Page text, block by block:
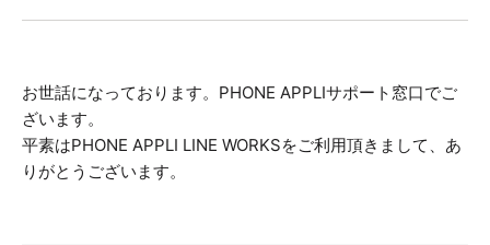
お世話になっております。PHONE APPLIサポート窓口でご
ざいます。
平素はPHONE APPLI LINE WORKSをご利用頂きまして、あ
りがとうございます。